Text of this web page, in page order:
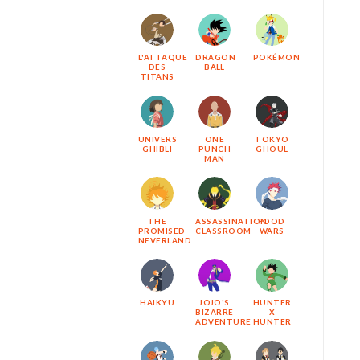
L'ATTAQUE
DES
TITANS
DRAGON
BALL
POKÉMON
UNIVERS
GHIBLI
ONE
PUNCH
MAN
TOKYO
GHOUL
THE
PROMISED
NEVERLAND
ASSASSINATION
CLASSROOM
FOOD
WARS
HAIKYU
JOJO'S
BIZARRE
ADVENTURE
HUNTER
X
HUNTER